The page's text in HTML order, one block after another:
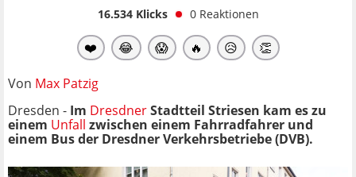
16.534Klicks 0 Reaktionen
❤️ 😂 😱 🔥 😥 👏
Von Max Patzig
Dresden - Im DresdnerStadtteil Striesen kam es zu
einem Unfall zwischen einem Fahrradfahrer und
einem Bus der Dresdner Verkehrsbetriebe (DVB).